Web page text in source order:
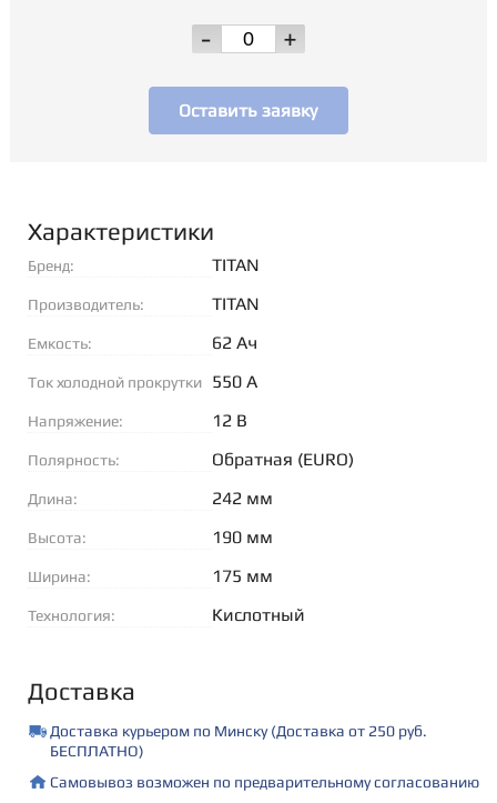
-
+
Оставить заявку
Характеристики
Бренд: TITAN
Производитель: TITAN
Емкость: 62 Ач
Ток холодной прокрутки
550 А
Напряжение: 12 В
Полярность: Обратная (EURO)
Длина: 242 мм
Высота: 190 мм
Ширина: 175 мм
Технология: Кислотный
Доставка
Доставка курьером по Минску (Доставка от 250 руб.
БЕСПЛАТНО)
Самовывоз возможен по предварительному согласованию